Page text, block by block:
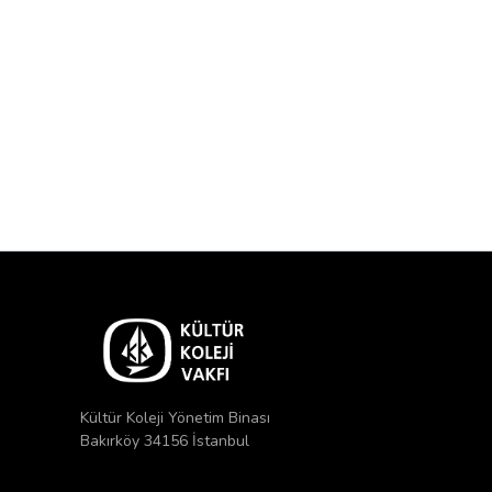
Kültür Koleji Yönetim Binası
Bakırköy 34156 İstanbul